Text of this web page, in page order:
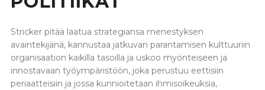
Stricker pitää laatua strategiansa menestyksen
avaintekijänä, kannustaa jatkuvan parantamisen kulttuuriin
organisaation kaikilla tasoilla ja uskoo myönteiseen ja
innostavaan työympäristöön, joka perustuu eettisiin
periaatteisiin ja jossa kunnioitetaan ihmisoikeuksia,